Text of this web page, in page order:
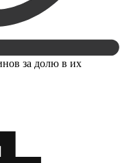
за долю в их